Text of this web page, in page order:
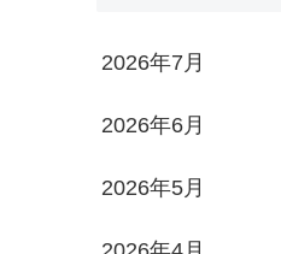
2026年7月
2026年6月
2026年5月